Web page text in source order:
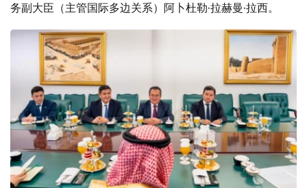
务副大臣（主管国际多边关系）阿卜杜勒·拉赫曼·拉西。